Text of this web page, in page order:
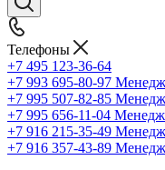
Телефоны
+7 495 123-36-64
+7 993 695-80-97
+7 995 507-82-85
+7 995 656-11-04
+7 916 215-35-49
+7 916 357-43-89